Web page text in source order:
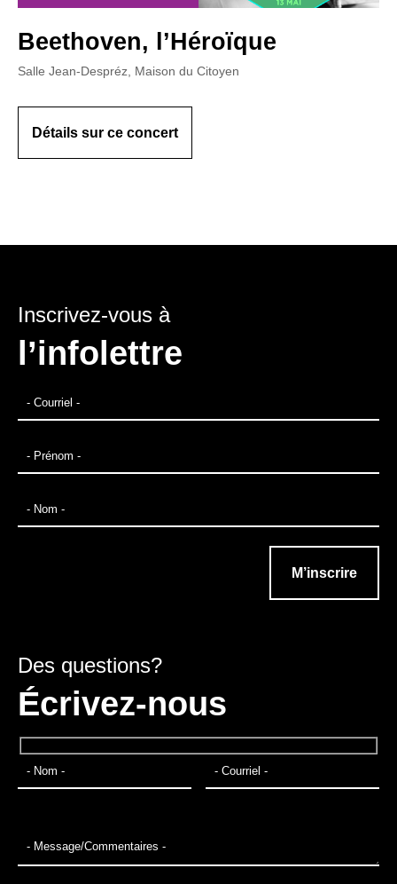
Beethoven, l’Héroïque
Salle Jean-Despréz, Maison du Citoyen
Détails sur ce concert
Inscrivez-vous à
l’infolettre
Des questions?
Écrivez-nous